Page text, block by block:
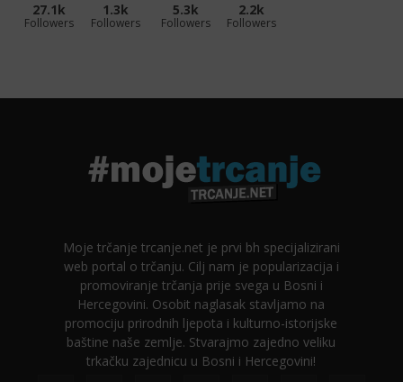
27.1k
Followers
1.3k
Followers
5.3k
Followers
2.2k
Followers
Moje trčanje trcanje.net je prvi bh specijalizirani
web portal o trčanju. Cilj nam je popularizacija i
promoviranje trčanja prije svega u Bosni i
Hercegovini. Osobit naglasak stavljamo na
promociju prirodnih ljepota i kulturno-istorijske
baštine naše zemlje. Stvarajmo zajedno veliku
trkačku zajednicu u Bosni i Hercegovini!